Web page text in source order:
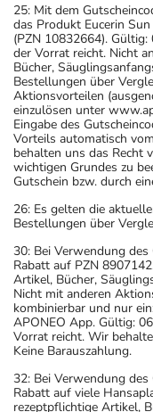
25: Mit dem
das Produkt Eucerin
(PZN 10832664).
der Vorrat reicht. Nicht
Bücher,
Bestellungen über
Aktionsvorteilen
einzulösen unter
Eingabe des
Vorteils automatisch
behalten uns das Recht
wichtigen Grundes zu
Gutschein bzw. durch
26: Es gelten die
Bestellungen über
30: Bei Verwendung
Rabatt auf PZN
Artikel, Bücher,
Nicht mit anderen
kombinierbar und nur
APONEO App. Gültig:
Vorrat reicht. Wir
Keine Barauszahlung.
32: Bei Verwendung
Rabatt auf viele
rezeptpflichtige Artikel,